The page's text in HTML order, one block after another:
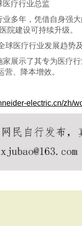
医疗行业总监
业多年，凭借自身强
院建设可持续升级。
球医疗行业发展趋势
家展示了其专为医疗
营、降本增效。
electric.cn/zh/